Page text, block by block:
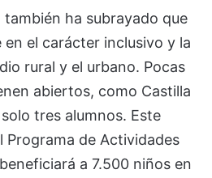
ha subrayado que
el carácter inclusivo y la
rural y el urbano. Pocas
abiertos, como Castilla
tres alumnos. Este
Programa de Actividades
a 7.500 niños en